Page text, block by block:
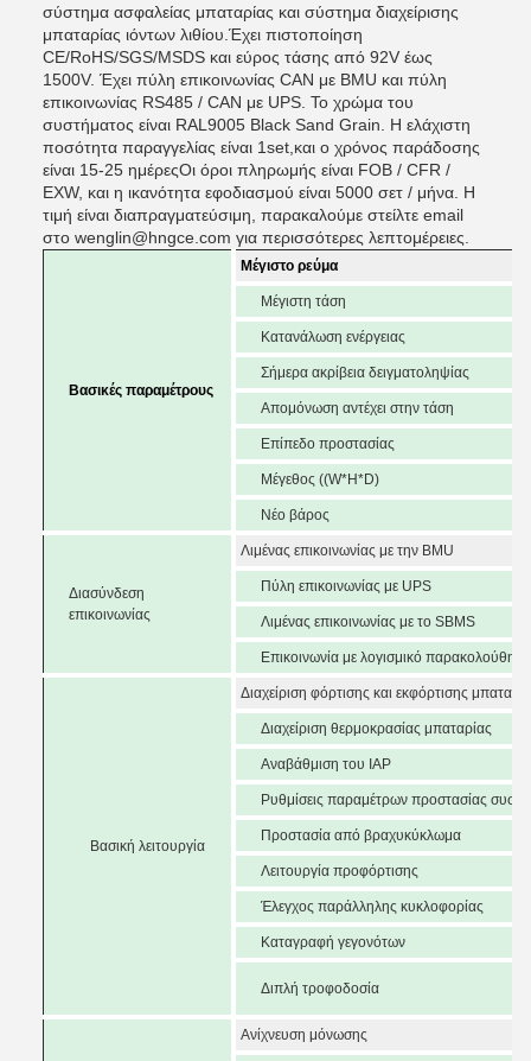
σύστημα ασφαλείας μπαταρίας και σύστημα διαχείρισης
μπαταρίας ιόντων λιθίου.Έχει πιστοποίηση
CE/RoHS/SGS/MSDS και εύρος τάσης από 92V έως
1500V. Έχει πύλη επικοινωνίας CAN με BMU και πύλη
επικοινωνίας RS485 / CAN με UPS. Το χρώμα του
συστήματος είναι RAL9005 Black Sand Grain. Η ελάχιστη
ποσότητα παραγγελίας είναι 1set,και ο χρόνος παράδοσης
είναι 15-25 ημέρεςΟι όροι πληρωμής είναι FOB / CFR /
EXW, και η ικανότητα εφοδιασμού είναι 5000 σετ / μήνα. Η
τιμή είναι διαπραγματεύσιμη, παρακαλούμε στείλτε email
στο wenglin@hngce.com για περισσότερες λεπτομέρειες.
Βασικές παραμέτρους
Μέγιστο ρεύμα
Μέγιστη τάση
Κατανάλωση ενέργειας
Σήμερα ακρίβεια δειγματοληψίας
Απομόνωση αντέχει στην τάση
Επίπεδο προστασίας
Μέγεθος ((W*H*D)
Νέο βάρος
Διασύνδεση
επικοινωνίας
Λιμένας επικοινωνίας με την BMU
Πύλη επικοινωνίας με UPS
Λιμένας επικοινωνίας με το SBMS
Επικοινωνία με λογισμικό
Βασική λειτουργία
Διαχείριση φόρτισης και εκφόρτισης
Διαχείριση θερμοκρασίας μπαταρίας
Αναβάθμιση του IAP
Ρυθμίσεις παραμέτρων προστασίας
Προστασία από βραχυκύκλωμα
Λειτουργία προφόρτισης
Έλεγχος παράλληλης κυκλοφορίας
Καταγραφή γεγονότων
Διπλή τροφοδοσία
Ανίχνευση μόνωσης